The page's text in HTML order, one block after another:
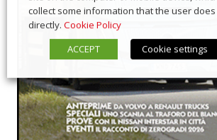
collect some information that the user
directly. Cookie Policy
ACCEPT
Cookie settings